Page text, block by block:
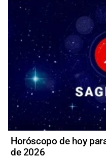
Horóscopo de hoy
de 2026